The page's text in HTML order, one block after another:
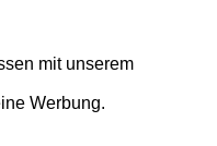
mit unserem
Werbung.